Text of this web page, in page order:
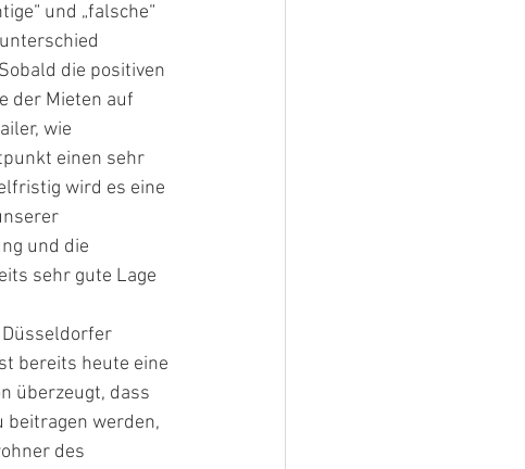
und „falsche“
die positiven
der Mieten auf
wie
einen sehr
wird es eine
und die
sehr gute Lage
bereits heute eine
überzeugt, dass
beitragen werden,
des